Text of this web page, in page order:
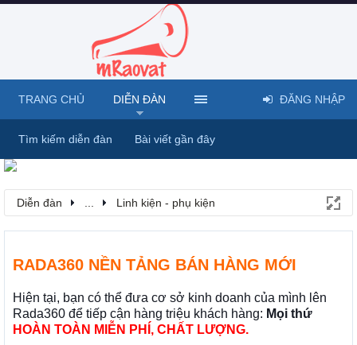
Diễn đàn Linh kiện - phụ kiện
RADA360 NỀN TẢNG BÁN HÀNG MỚI
Hiện tại, bạn có thể đưa cơ sở kinh doanh của mình lên
Rada360 để tiếp cận hàng triệu khách hàng: Mọi thứ
HOÀN TOÀN MIỄN PHÍ, CHẤT LƯỢNG.
TRANG CHỦ DIỄN ĐÀN
Tìm kiếm diễn đàn Bài viết gần đây
ĐĂNG NHẬP